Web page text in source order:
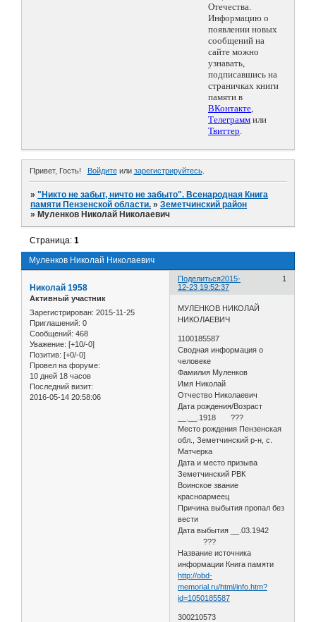
Отечества.
Информацию о
появлении новых
сообщений на
сайте можно
узнавать,
подписавшись на
страничках книги
памяти в
ВКонтакте,
Телеграмм или
Твиттер.
Привет, Гость! Войдитеили зарегистрируйтесь.
»"Никто не забыт, ничто не забыто". Всенародная Книга
памяти Пензенской области. »Земетчинский район
» Муленков Николай Николаевич
Муленков Николай Николаевич
Страница:1
Поделиться 1
2015-
12-23 19:52:37
Николай 1958
Активный участник
Зарегистрирован: 2015-11-25
Приглашений: 0
Сообщений: 468
Уважение: [+10/-0]
Позитив: [+0/-0]
Провел на форуме:
10 дней 18 часов
Последний визит:
2016-05-14 20:58:06
МУЛЕНКОВ НИКОЛАЙ
НИКОЛАЕВИЧ
1100185587
Сводная информация о
человеке
Фамилия Муленков
Имя Николай
Отчество Николаевич
Дата рождения/Возраст
__.__.1918 ???
Место рождения Пензенская
обл., Земетчинский р-н, с.
Матчерка
Дата и место призыва
Земетчинский РВК
Воинское звание
красноармеец
Причина выбытия пропал без
вести
Дата выбытия __.03.1942
???
Название источника
информации Книга памяти
http://obd-
memorial.ru/html/info.htm?
id=1050185587
300210573